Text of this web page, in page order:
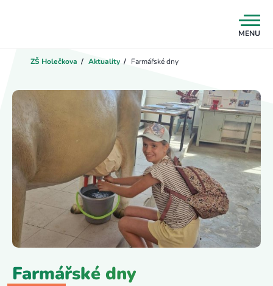
MENU
ZŠ Holečkova / Aktuality / Farmářské dny
Farmářské dny